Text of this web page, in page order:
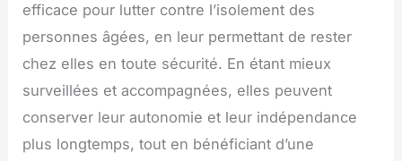
efficace pour lutter contre l’isolement des
personnes âgées, en leur permettant de rester
chez elles en toute sécurité. En étant mieux
surveillées et accompagnées, elles peuvent
conserver leur autonomie et leur indépendance
plus longtemps, tout en bénéficiant d’une